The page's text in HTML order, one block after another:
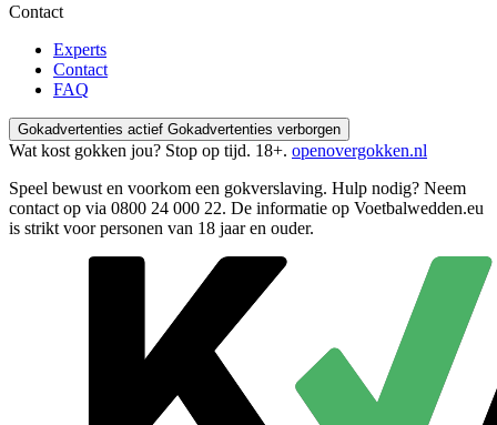
Contact
Experts
Contact
FAQ
Gokadvertenties actief Gokadvertenties verborgen
Wat kost gokken jou? Stop op tijd. 18+. openovergokken.nl
Speel bewust en voorkom een gokverslaving. Hulp nodig? Neem
contact op via 0800 24 000 22. De informatie op Voetbalwedden.eu
is strikt voor personen van 18 jaar en ouder.